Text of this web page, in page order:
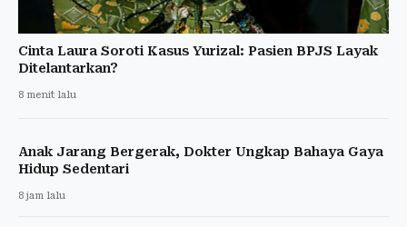
Cinta Laura Soroti Kasus Yurizal: Pasien BPJS Layak
Ditelantarkan?
8 menit lalu
Anak Jarang Bergerak, Dokter Ungkap Bahaya Gaya
Hidup Sedentari
8 jam lalu